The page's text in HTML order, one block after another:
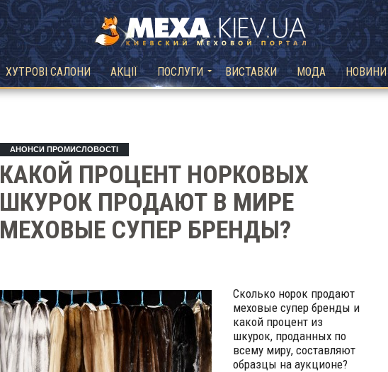
ХУТРОВІ САЛОНИ АКЦІЇ ПОСЛУГИ ВИСТАВКИ МОДА НОВИНИ
АНОНСИ ПРОМИСЛОВОСТІ
КАКОЙ ПРОЦЕНТ НОРКОВЫХ
ШКУРОК ПРОДАЮТ В МИРЕ
МЕХОВЫЕ СУПЕР БРЕНДЫ?
Сколько норок продают
меховые супер бренды и
какой процент из
шкурок, проданных по
всему миру, составляют
образцы на аукционе?